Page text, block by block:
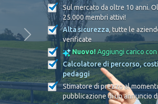
Sul mercato da oltre 10 anni.
25.000 membri attivi!
Alta sicurezza, tutte le
verificate
Nuovo!Aggiungi carico con
Calcolatore di percorso,
pedaggi
Stimatore di prezzo al
pubblicazione di un annuncio